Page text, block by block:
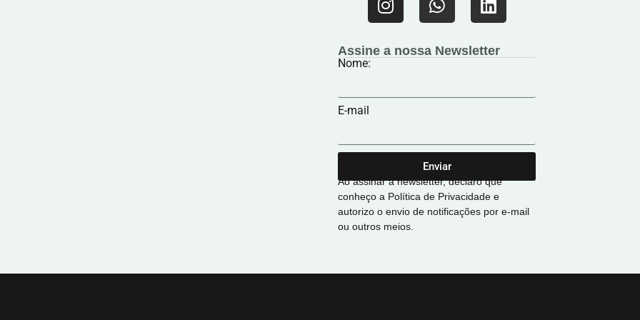
Assine a nossa Newsletter
Nome:
E-mail
Enviar
Ao assinar a newsletter, declaro que
conheço a Política de Privacidade e
autorizo o envio de notificações por e-mail
ou outros meios.